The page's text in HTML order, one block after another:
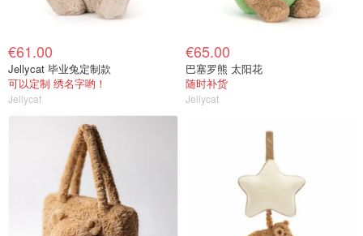
€61.00
Jellycat 毕业兔定制款
可以定制 绣名字哟！
Jellycat
€65.00
巴塞罗熊 太阳花
随时补货
Jellycat